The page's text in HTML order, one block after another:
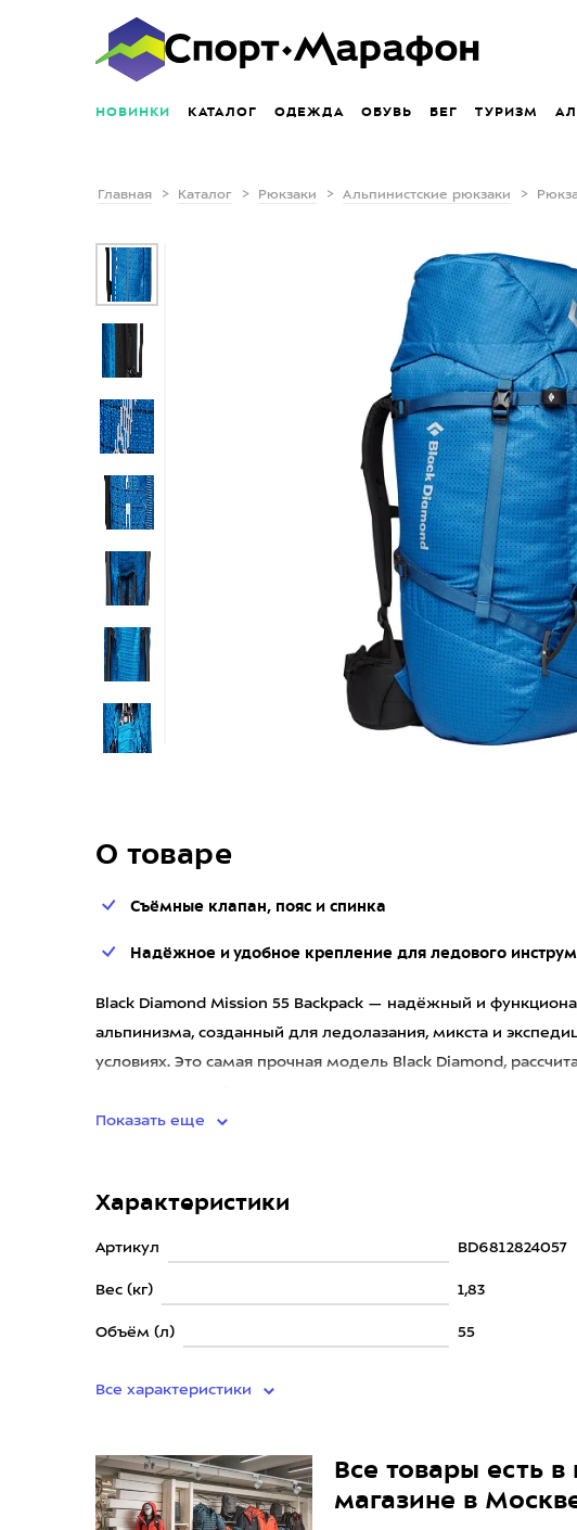
НОВИНКИ КАТАЛОГ ОДЕЖДА ОБУВЬ БЕГ ТУРИЗМ
Главная Каталог Рюкзаки Альпинистские рюкзаки
О товаре
Съёмные клапан, пояс и спинка
Надёжное и удобное крепление для ледового
Black Diamond Mission 55 Backpack — надёжный и
альпинизма, созданный для ледолазания, микста и
условиях. Это самая прочная модель Black Diamond,
Показать еще
Характеристики
Артикул BD6812824057
Вес (кг) 1,83
Объём (л) 55
Все характеристики
Все товары есть в
магазине в